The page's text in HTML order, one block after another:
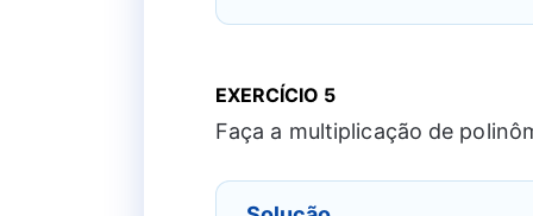
EXERCÍCIO 5
Faça a multiplicação de